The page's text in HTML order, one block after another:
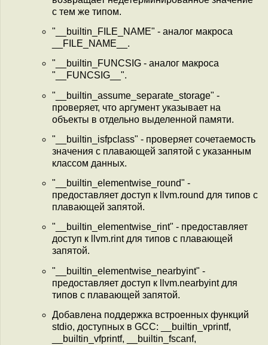
с тем же типом.
"__builtin_FILE_NAME" - аналог макроса
__FILE_NAME__.
"__builtin_FUNCSIG - аналог макроса
"__FUNCSIG__".
"__builtin_assume_separate_storage" -
проверяет, что аргумент указывает на
объекты в отдельно выделенной памяти.
"__builtin_isfpclass" - проверяет сочетаемость
значения с плавающей запятой с указанным
классом данных.
"__builtin_elementwise_round" -
предоставляет доступ к llvm.round для типов с
плавающей запятой.
"__builtin_elementwise_rint" - предоставляет
доступ к llvm.rint для типов с плавающей
запятой.
"__builtin_elementwise_nearbyint" -
предоставляет доступ к llvm.nearbyint для
типов с плавающей запятой.
Добавлена поддержка встроенных функций
stdio, доступных в GCC: __builtin_vprintf,
__builtin_vfprintf, __builtin_fscanf,